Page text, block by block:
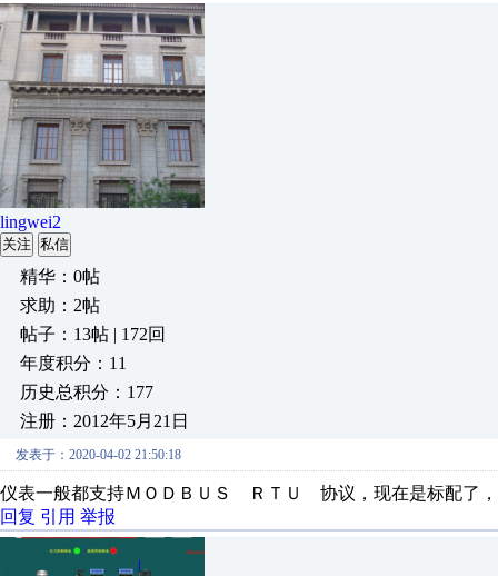
lingwei2
关注 私信
精华：0帖
求助：2帖
帖子：13帖 | 172回
年度积分：11
历史总积分：177
注册：2012年5月21日
发表于：2020-04-02 21:50:18
仪表一般都支持ＭＯＤＢＵＳ ＲＴＵ 协议，现在是标配了
回复 引用 举报